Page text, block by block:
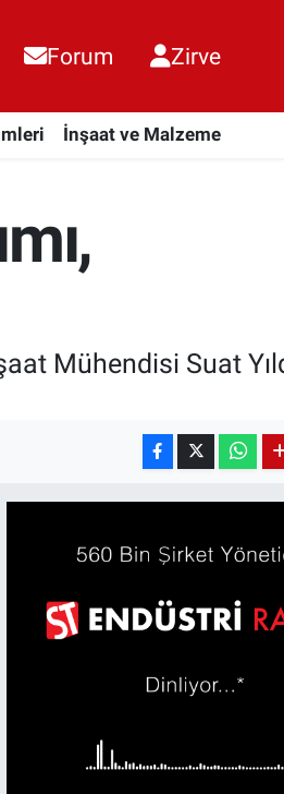
Forum Zirve
İnşaat ve Malzeme
Mühendisi Suat